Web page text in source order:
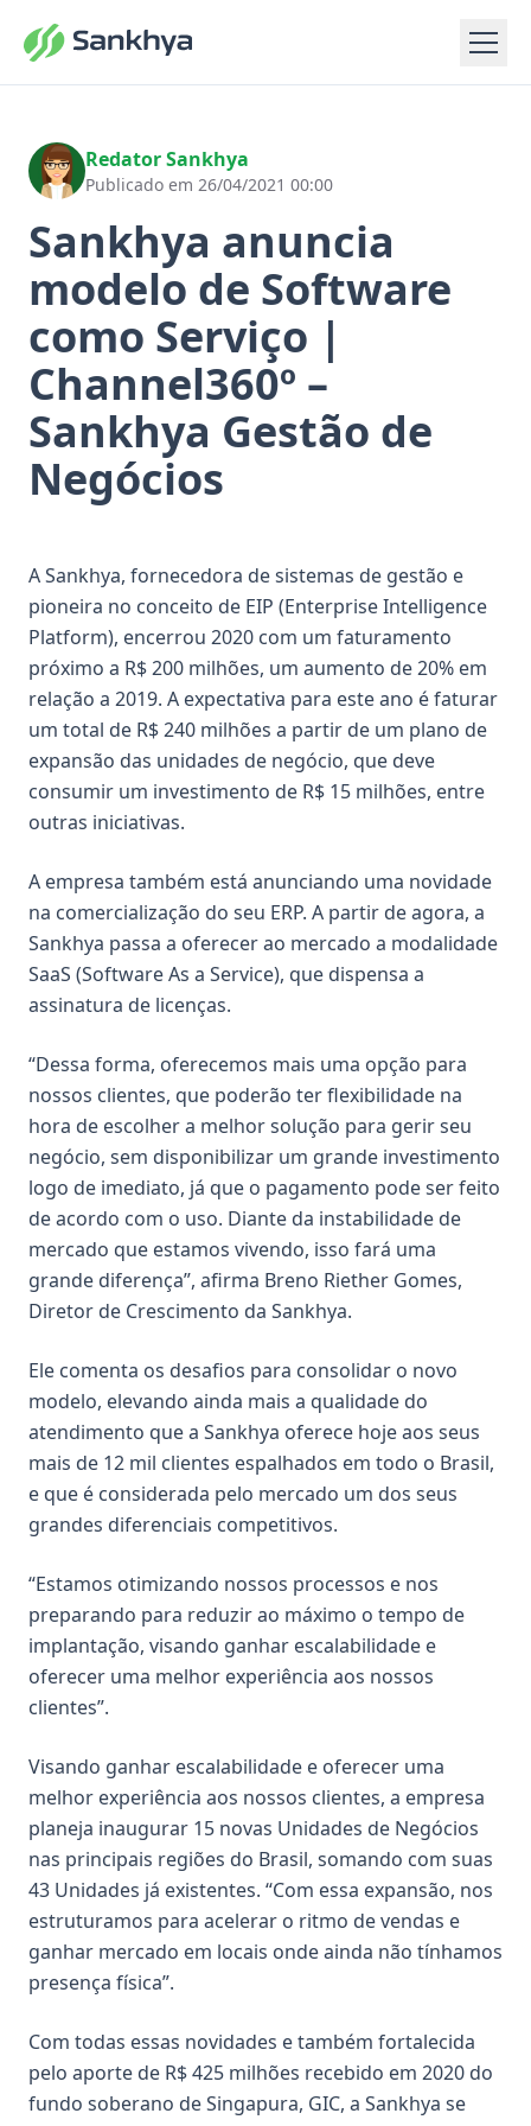
Redator Sankhya
Publicado em 26/04/2021 00:00
Sankhya anuncia
modelo de Software
como Serviço |
Channel360º –
Sankhya Gestão de
Negócios
A Sankhya, fornecedora de sistemas de gestão e
pioneira no conceito de EIP (Enterprise Intelligence
Platform), encerrou 2020 com um faturamento
próximo a R$ 200 milhões, um aumento de 20% em
relação a 2019. A expectativa para este ano é faturar
um total de R$ 240 milhões a partir de um plano de
expansão das unidades de negócio, que deve
consumir um investimento de R$ 15 milhões, entre
outras iniciativas.
A empresa também está anunciando uma novidade
na comercialização do seu ERP. A partir de agora, a
Sankhya passa a oferecer ao mercado a modalidade
SaaS (Software As a Service), que dispensa a
assinatura de licenças.
“Dessa forma, oferecemos mais uma opção para
nossos clientes, que poderão ter flexibilidade na
hora de escolher a melhor solução para gerir seu
negócio, sem disponibilizar um grande investimento
logo de imediato, já que o pagamento pode ser feito
de acordo com o uso. Diante da instabilidade de
mercado que estamos vivendo, isso fará uma
grande diferença”, afirma Breno Riether Gomes,
Diretor de Crescimento da Sankhya.
Ele comenta os desafios para consolidar o novo
modelo, elevando ainda mais a qualidade do
atendimento que a Sankhya oferece hoje aos seus
mais de 12 mil clientes espalhados em todo o Brasil,
e que é considerada pelo mercado um dos seus
grandes diferenciais competitivos.
“Estamos otimizando nossos processos e nos
preparando para reduzir ao máximo o tempo de
implantação, visando ganhar escalabilidade e
oferecer uma melhor experiência aos nossos
clientes”.
Visando ganhar escalabilidade e oferecer uma
melhor experiência aos nossos clientes, a empresa
planeja inaugurar 15 novas Unidades de Negócios
nas principais regiões do Brasil, somando com suas
43 Unidades já existentes. “Com essa expansão, nos
estruturamos para acelerar o ritmo de vendas e
ganhar mercado em locais onde ainda não tínhamos
presença física”.
Com todas essas novidades e também fortalecida
pelo aporte de R$ 425 milhões recebido em 2020 do
fundo soberano de Singapura, GIC, a Sankhya se